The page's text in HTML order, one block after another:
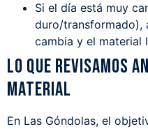
Si el día está muy
duro/transformado),
cambia y el material
Lo que revisamos
material
En Las Góndolas, el